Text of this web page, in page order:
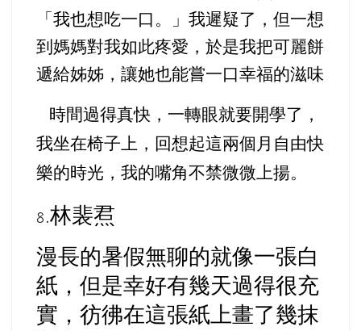
「我也想吃一口。」我遲疑了，但一想
到媽媽對我如此疼愛，於是我把可麗餅
遞給姊姊，讓她也能嘗一口幸福的滋味
時間過得真快，一轉眼就要開學了，
我坐在椅子上，回想起這兩個月自由快
樂的時光，我的嘴角不禁微微上揚。
8. 林裴焄
漫長的暑假無聊的就像一張白
紙，但是幸好有幾天過得很充
實，彷彿在這張紙上畫了幾抹